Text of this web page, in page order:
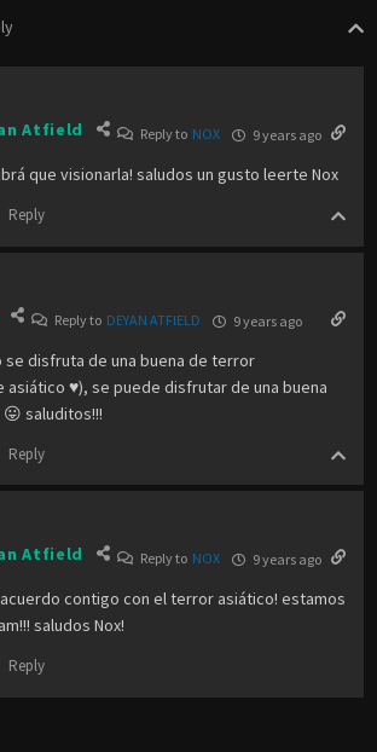
Atfield Reply to NOX 9 years ago
que visionarla! saludos un gusto leerte Nox
Reply
Reply to DEYAN ATFIELD 9 years ago
se disfruta de una buena de terror
asiático ♥), se puede disfrutar de una buena
saluditos!!!
Reply
Atfield Reply to NOX 9 years ago
contigo con el terror asiático! estamos
saludos Nox!
Reply